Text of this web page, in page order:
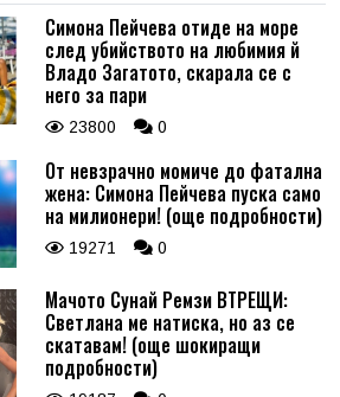
Симона Пейчева отиде на море
след убийството на любимия й
Владо Загатото, скарала се с
него за пари
23800 0
От невзрачно момиче до фатална
жена: Симона Пейчева пуска само
на милионери! (още подробности)
19271 0
Мачото Сунай Ремзи ВТРЕЩИ:
Светлана ме натиска, но аз се
скатавам! (още шокиращи
подробности)